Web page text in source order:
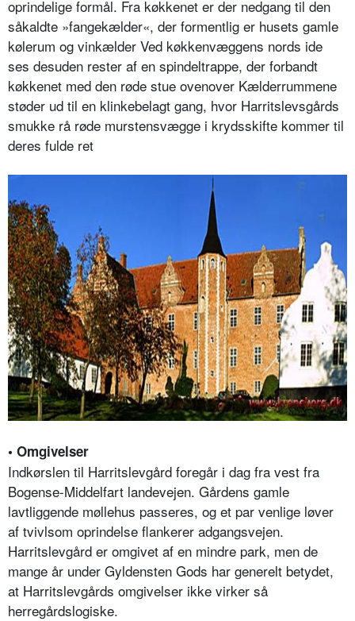
oprindelige formål. Fra køkkenet er der nedgang til den
såkaldte »fangekælder«, der formentlig er husets gamle
kølerum og vinkælder Ved køkkenvæggens nords ide
ses desuden rester af en spindeltrappe, der forbandt
køkkenet med den røde stue ovenover Kælderrummene
støder ud til en klinkebelagt gang, hvor Harritslevsgårds
smukke rå røde murstensvægge i krydsskifte kommer til
deres fulde ret
• Omgivelser
Indkørslen til Harritslevgård foregår i dag fra vest fra
Bogense-Middelfart landevejen. Gårdens gamle
lavtliggende møllehus passeres, og et par venlige løver
af tvivlsom oprindelse flankerer adgangsvejen.
Harritslevgård er omgivet af en mindre park, men de
mange år under Gyldensten Gods har generelt betydet,
at Harritslevgårds omgivelser ikke virker så
herregårdslogiske.